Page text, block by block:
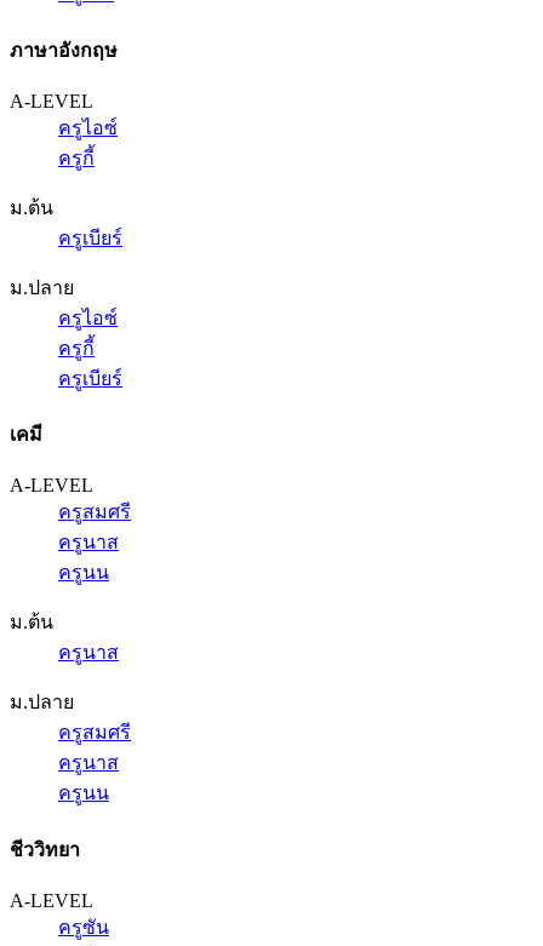
ภาษาอังกฤษ
A-LEVEL
ครูไอซ์
ครูกี้
ม.ต้น
ครูเบียร์
ม.ปลาย
ครูไอซ์
ครูกี้
ครูเบียร์
เคมี
A-LEVEL
ครูสมศรี
ครูนาส
ครูนน
ม.ต้น
ครูนาส
ม.ปลาย
ครูสมศรี
ครูนาส
ครูนน
ชีววิทยา
A-LEVEL
ครูซัน